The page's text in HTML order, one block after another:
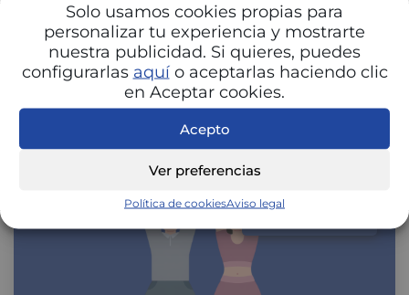
Solo usamos cookies propias para
personalizar tu experiencia y mostrarte
nuestra publicidad. Si quieres, puedes
configurarlas aquío aceptarlas haciendo clic
en Aceptar cookies.
Acepto
Ver preferencias
Política de cookiesAviso legal